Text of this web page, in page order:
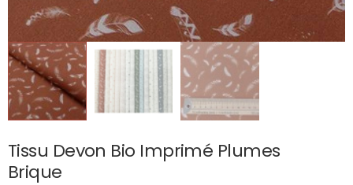
Tissu Devon Bio Imprimé Plumes
Brique